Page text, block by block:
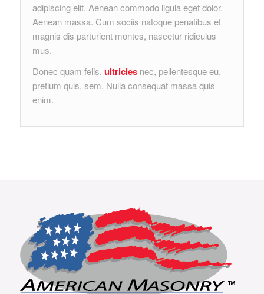
adipiscing elit. Aenean commodo ligula eget dolor.
Aenean massa. Cum sociis natoque penatibus et
magnis dis parturient montes, nascetur ridiculus
mus.
Donec quam felis, ultriciesnec, pellentesque eu,
pretium quis, sem. Nulla consequat massa quis
enim.